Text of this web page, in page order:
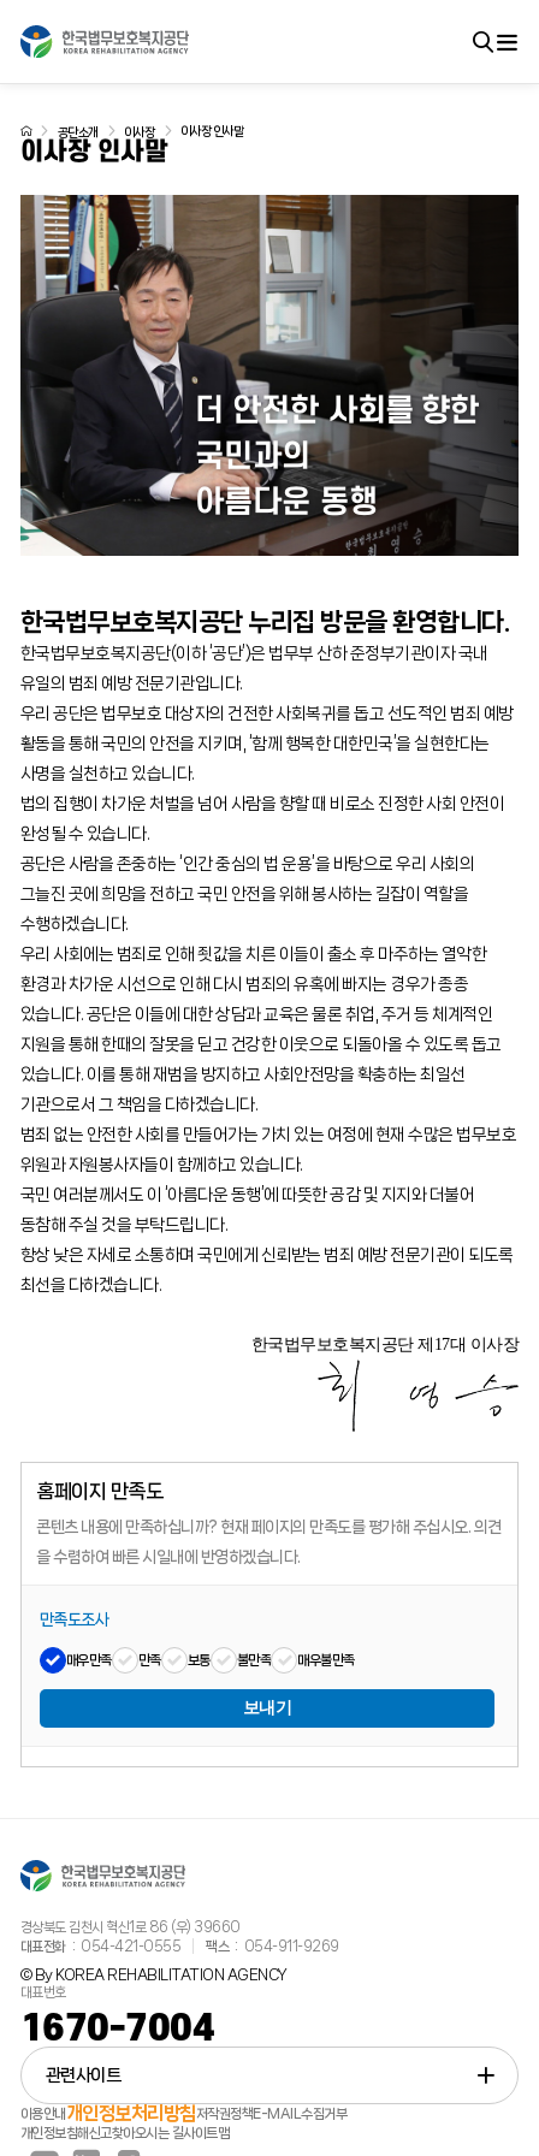
이사장 인사말
공단소개 이사장 이사장 인사말
더 안전한 사회를 향한
국민과의
아름다운 동행
한국법무보호복지공단 누리집 방문을 환영합니다.
한국법무보호복지공단(이하 ‘공단’)은 법무부 산하 준정부기관이자 국내
유일의 범죄 예방 전문기관입니다.
우리 공단은 법무보호 대상자의 건전한 사회복귀를 돕고 선도적인 범죄 예방
활동을 통해 국민의 안전을 지키며, ‘함께 행복한 대한민국’을 실현한다는
사명을 실천하고 있습니다.
법의 집행이 차가운 처벌을 넘어 사람을 향할 때 비로소 진정한 사회 안전이
완성될 수 있습니다.
공단은 사람을 존중하는 ‘인간 중심의 법 운용’을 바탕으로 우리 사회의
그늘진 곳에 희망을 전하고 국민 안전을 위해 봉사하는 길잡이 역할을
수행하겠습니다.
우리 사회에는 범죄로 인해 죗값을 치른 이들이 출소 후 마주하는 열악한
환경과 차가운 시선으로 인해 다시 범죄의 유혹에 빠지는 경우가 종종
있습니다. 공단은 이들에 대한 상담과 교육은 물론 취업, 주거 등 체계적인
지원을 통해 한때의 잘못을 딛고 건강한 이웃으로 되돌아올 수 있도록 돕고
있습니다. 이를 통해 재범을 방지하고 사회안전망을 확충하는 최일선
기관으로서 그 책임을 다하겠습니다.
범죄 없는 안전한 사회를 만들어가는 가치 있는 여정에 현재 수많은 법무보호
위원과 자원봉사자들이 함께하고 있습니다.
국민 여러분께서도 이 ‘아름다운 동행’에 따뜻한 공감 및 지지와 더불어
동참해 주실 것을 부탁드립니다.
항상 낮은 자세로 소통하며 국민에게 신뢰받는 범죄 예방 전문기관이 되도록
최선을 다하겠습니다.
한국법무보호복지공단 제17대 이사장
홈페이지 만족도
콘텐츠 내용에 만족하십니까? 현재 페이지의 만족도를 평가해 주십시오. 의견
을 수렴하여 빠른 시일내에 반영하겠습니다.
만족도조사
매우만족 만족 보통 불만족 매우불만족
보내기
이용안내 개인정보처리방침저작권정책E-MAIL수집거부
개인정보침해신고찾아오시는 길사이트맵
경상북도 김천시 혁신1로 86 (우) 39660
대표전화
054-421-0555 팩스 054-911-9269
© By KOREA REHABILITATION AGENCY
대표번호
1670-7004
관련사이트